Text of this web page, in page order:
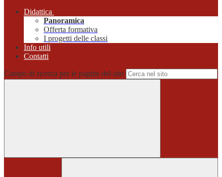
Didattica
Panoramica
Offerta formativa
I progetti delle classi
Info utili
Contatti
Campo di ricerca per le pagine del sito